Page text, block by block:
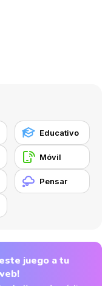
Educativo
Móvil
Pensar
juego a tu